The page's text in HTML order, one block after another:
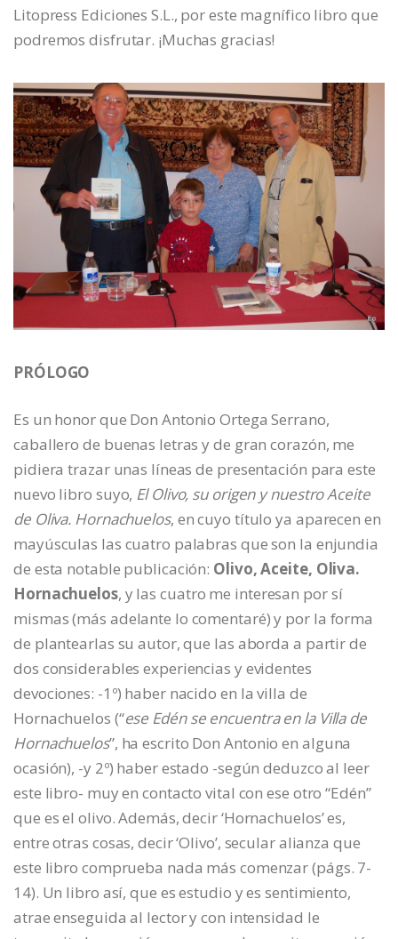
Litopress Ediciones S.L., por este magnífico libro que
podremos disfrutar. ¡Muchas gracias!
PRÓLOGO
Es un honor que Don Antonio Ortega Serrano,
caballero de buenas letras y de gran corazón, me
pidiera trazar unas líneas de presentación para este
nuevo libro suyo, El Olivo, su origen y nuestro Aceite
de Oliva. Hornachuelos, en cuyo título ya aparecen en
mayúsculas las cuatro palabras que son la enjundia
de esta notable publicación: Olivo, Aceite, Oliva.
Hornachuelos, y las cuatro me interesan por sí
mismas (más adelante lo comentaré) y por la forma
de plantearlas su autor, que las aborda a partir de
dos considerables experiencias y evidentes
devociones: -1º) haber nacido en la villa de
Hornachuelos (“ese Edén se encuentra en la Villa de
Hornachuelos”, ha escrito Don Antonio en alguna
ocasión), -y 2º) haber estado -según deduzco al leer
este libro- muy en contacto vital con ese otro “Edén”
que es el olivo. Además, decir ‘Hornachuelos’ es,
entre otras cosas, decir ‘Olivo’, secular alianza que
este libro comprueba nada más comenzar (págs. 7-
14). Un libro así, que es estudio y es sentimiento,
atrae enseguida al lector y con intensidad le